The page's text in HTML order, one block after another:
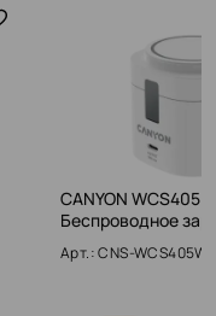
CANYON WCS405
Беспроводное
Арт.: CNS-